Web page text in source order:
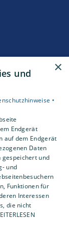
unserer
×
und
•
Endgerät
auf dem Endgerät
Daten
gespeichert und
und
Funktionen für
Interessen
die nicht